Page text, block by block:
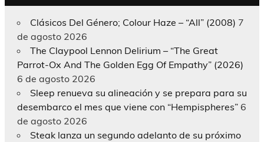
Clásicos Del Género; Colour Haze – “All” (2008) 7
de agosto 2026
The Claypool Lennon Delirium – “The Great
Parrot-Ox And The Golden Egg Of Empathy” (2026)
6 de agosto 2026
Sleep renueva su alineación y se prepara para su
desembarco el mes que viene con “Hempispheres” 6
de agosto 2026
Steak lanza un segundo adelanto de su próximo